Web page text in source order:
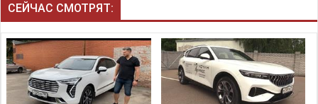
СЕЙЧАС СМОТРЯТ: